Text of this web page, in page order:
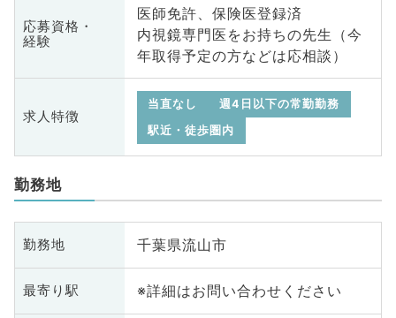
応募資格・
経験
医師免許、保険医登録済
内視鏡専門医をお持ちの先生（今
年取得予定の方などは応相談）
求人特徴
当直なし
週4日以下の常勤勤務
駅近・徒歩圏内
勤務地
勤務地 千葉県流山市
最寄り駅 ※詳細はお問い合わせください